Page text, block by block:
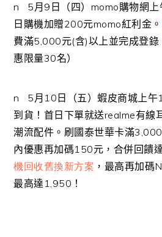
n 5月 9 日（四） momo購物網上
日購機加贈200元momo紅利金。
費滿5,000元(含)以上並完成登錄
惠限量30名）
n 5月 10 日（五）蝦皮商城上午
到貨！首日下單就送realme有線
潮流配件。刷國泰世華卡滿3,000
內優惠再加碼150元，合併回饋
機回收舊換新方案 ，最高再加碼
最高達 1,950 ！